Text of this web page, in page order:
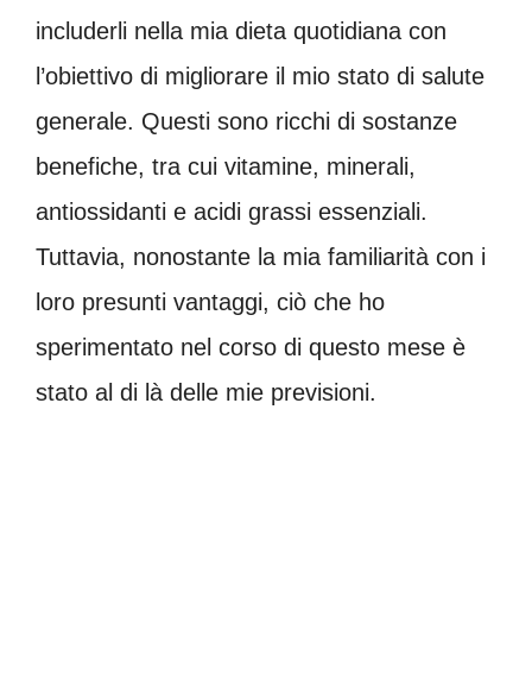
includerli nella mia dieta quotidiana con
l’obiettivo di migliorare il mio stato di salute
generale. Questi sono ricchi di sostanze
benefiche, tra cui vitamine, minerali,
antiossidanti e acidi grassi essenziali.
Tuttavia, nonostante la mia familiarità con i
loro presunti vantaggi, ciò che ho
sperimentato nel corso di questo mese è
stato al di là delle mie previsioni.